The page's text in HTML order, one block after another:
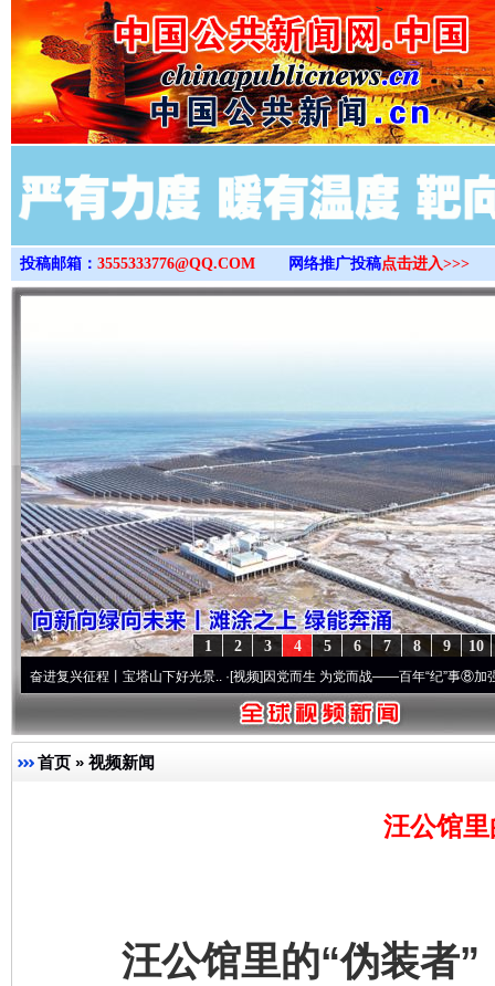
>
投稿邮箱： 3555333776@QQ.COM 网络推广投稿点击进入>>>
10
9
8
7
6
5
4
3
2
1
兴征程丨宝塔山下好光景..·[视频]因党而生 为党而战——百年“纪”事⑧加强纪律..·[
首页 » 视频新闻
汪公馆
汪公馆里的“伪装者”